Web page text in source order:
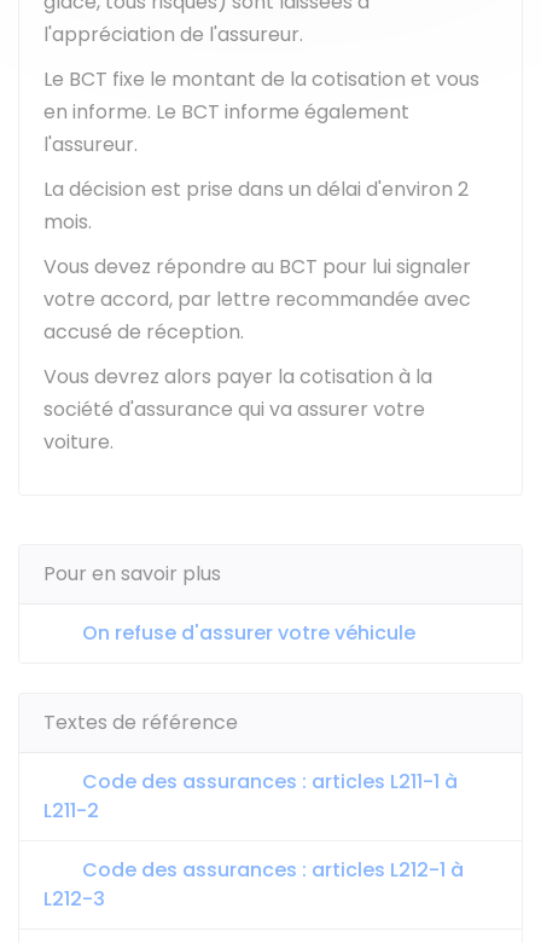
l'appréciation de l'assureur.
Le BCT fixe le montant de la cotisation et vous
en informe. Le BCT informe également
l'assureur.
La décision est prise dans un délai d'environ 2
mois.
Vous devez répondre au BCT pour lui signaler
votre accord, par lettre recommandée avec
accusé de réception.
Vous devrez alors payer la cotisation à la
société d'assurance qui va assurer votre
voiture.
Pour en savoir plus
On refuse d'assurer votre véhicule
Textes de référence
Code des assurances : articles L211-1 à
L211-2
Code des assurances : articles L212-1 à
L212-3